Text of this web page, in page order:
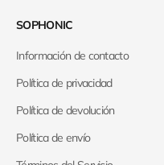
SOPHONIC
Información de contacto
Política de privacidad
Política de devolución
Política de envío